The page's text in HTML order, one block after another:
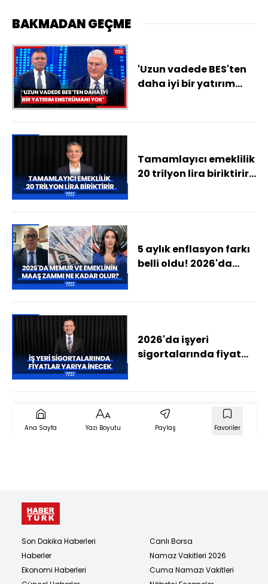
BAKMADAN GEÇME
'Uzun vadede BES'ten
daha iyi bir yatırım
Tamamlayıcı emeklilik
20 trilyon lira biriktirir -
5 aylık enflasyon farkı
belli oldu! 2026'da
olur?
2026'da işyeri
sigortalarında fiyat
Ana Sayfa Yazı Boyutu Paylaş Favoriler
Son Dakika Haberleri
Haberler
Ekonomi Haberleri
Canlı Borsa
Namaz Vakitleri 2026
Cuma Namazı Vakitleri